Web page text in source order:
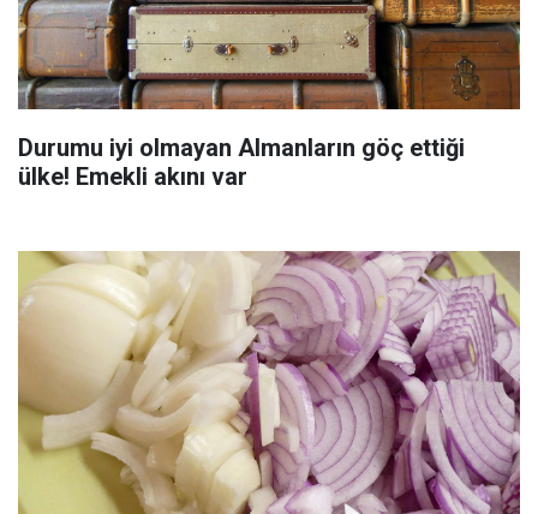
Durumu iyi olmayan Almanların göç ettiği
ülke! Emekli akını var